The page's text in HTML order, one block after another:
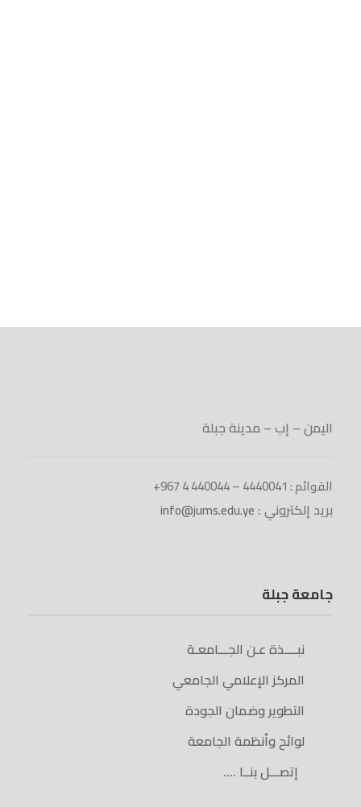
اليمن – إب – مدينة جبلة
القوائم : 4440041 – 440044 4 967+
بريد إلكتروني : info@jums.edu.ye
جامعة جبلة
نبــــذة عـن الجـــامعـة
المركز الإعلامي الجامعي
التطوير وضمان الجودة
لوائح وأنظمة الجامعة
إتصـــل بنــا ….